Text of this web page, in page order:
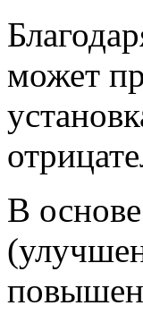
может
В